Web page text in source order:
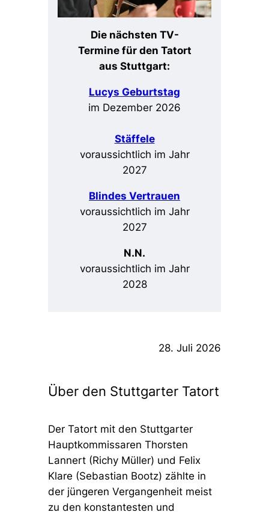
Die nächsten TV-
Termine für den Tatort
aus Stuttgart:
Lucys Geburtstag
im Dezember 2026
Stäffele
voraussichtlich im Jahr
2027
Blindes Vertrauen
voraussichtlich im Jahr
2027
N.N.
voraussichtlich im Jahr
2028
28. Juli 2026
Über den Stuttgarter Tatort
Der Tatort mit den Stuttgarter
Hauptkommissaren Thorsten
Lannert (Richy Müller) und Felix
Klare (Sebastian Bootz) zählte in
der jüngeren Vergangenheit meist
zu den konstantesten und